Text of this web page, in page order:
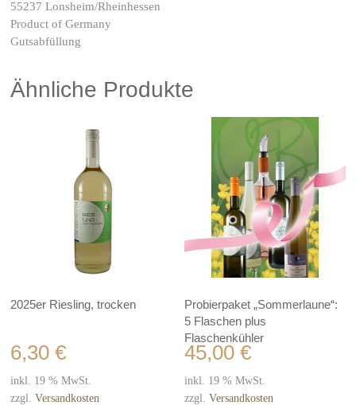
55237 Lonsheim/Rheinhessen
Product of Germany
Gutsabfüllung
Ähnliche Produkte
2025er Riesling, trocken
6,30€
inkl. 19 % MwSt.
zzgl.Versandkosten
Probierpaket „Sommerlaune“:
5 Flaschen plus
Flaschenkühler
45,00€
inkl. 19 % MwSt.
zzgl.Versandkosten